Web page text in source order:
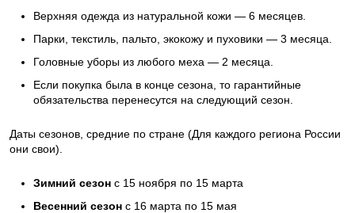
Верхняя одежда из натуральной кожи — 6 месяцев.
Парки, текстиль, пальто, экокожу и пуховики — 3 месяца.
Головные уборы из любого меха — 2 месяца.
Если покупка была в конце сезона, то гарантийные
обязательства перенесутся на следующий сезон.
Даты сезонов, средние по стране (Для каждого региона России
они свои).
Зимний сезон с 15 ноября по 15 марта
Весенний сезон с 16 марта по 15 мая